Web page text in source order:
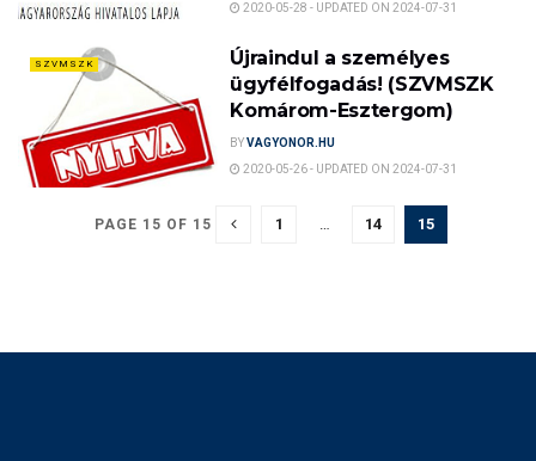
2020-05-28 - UPDATED ON 2024-07-31
SZVMSZK
Újraindul a személyes
ügyfélfogadás! (SZVMSZK
Komárom-Esztergom)
BYVAGYONOR.HU
2020-05-26 - UPDATED ON 2024-07-31
PAGE 15 OF 15 1 … 14 15